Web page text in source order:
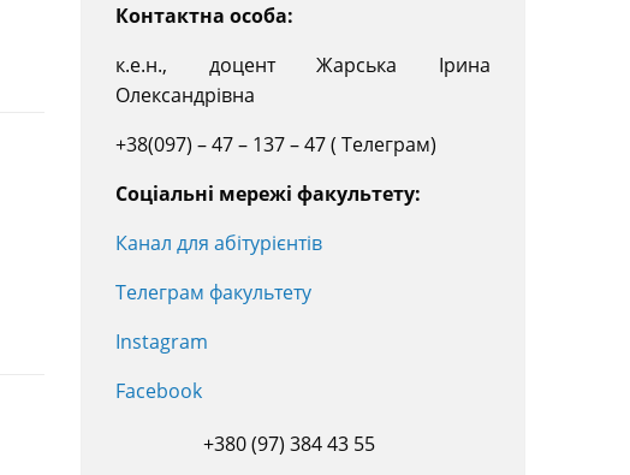
Контактна особа:
к.е.н., доцент Жарська Ірина
Олександрівна
+38(097) – 47 – 137 – 47 ( Телеграм)
Соціальні мережі факультету:
Канал для абітурієнтів
Телеграм факультету
Instagram
Facebook
+380 (97) 384 43 55